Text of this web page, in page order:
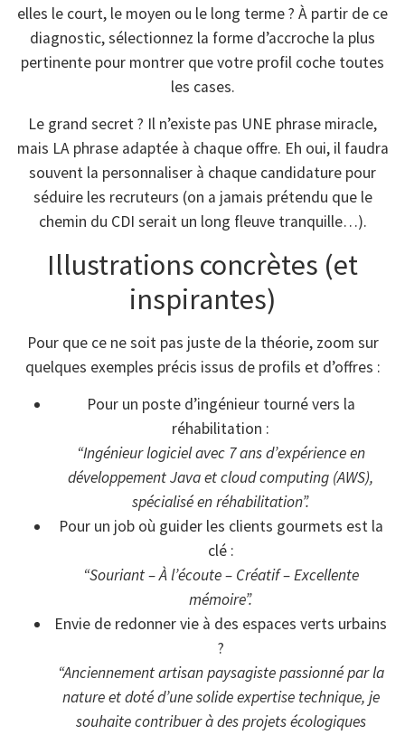
elles le court, le moyen ou le long terme ? À partir de ce
diagnostic, sélectionnez la forme d’accroche la plus
pertinente pour montrer que votre profil coche toutes
les cases.
Le grand secret ? Il n’existe pas UNE phrase miracle,
mais LA phrase adaptée à chaque offre. Eh oui, il faudra
souvent la personnaliser à chaque candidature pour
séduire les recruteurs (on a jamais prétendu que le
chemin du CDI serait un long fleuve tranquille…).
Illustrations concrètes (et
inspirantes)
Pour que ce ne soit pas juste de la théorie, zoom sur
quelques exemples précis issus de profils et d’offres :
Pour un poste d’ingénieur tourné vers la
réhabilitation :
“Ingénieur logiciel avec 7 ans d’expérience en
développement Java et cloud computing (AWS),
spécialisé en réhabilitation”.
Pour un job où guider les clients gourmets est la
clé :
“Souriant – À l’écoute – Créatif – Excellente
mémoire”.
Envie de redonner vie à des espaces verts urbains
?
“Anciennement artisan paysagiste passionné par la
nature et doté d’une solide expertise technique, je
souhaite contribuer à des projets écologiques